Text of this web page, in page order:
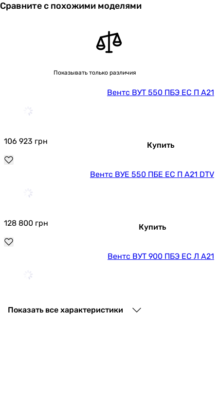
Сравните с похожими моделями
Показывать только различия
Вентс ВУТ 550 ПБЭ ЕС П А21
106 923 грн Купить
Вентс ВУЕ 550 ПБЕ ЕС П А21 DTV
128 800 грн Купить
Вентс ВУТ 900 ПБЭ ЕС Л А21
142 160
Показать все характеристики